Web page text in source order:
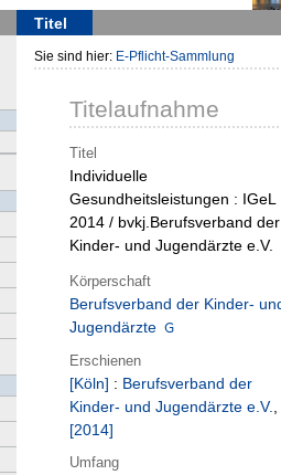
Titel
Sie sind hier: E-Pflicht-Sammlung
Titelaufnahme
Titel
Individuelle
Gesundheitsleistungen : IGeL
2014 / bvkj.Berufsverband der
Kinder- und Jugendärzte e.V.
Körperschaft
Berufsverband der Kinder-
Jugendärzte
Erschienen
[Köln] : Berufsverband der
Kinder- und Jugendärzte e.V.,
[2014]
Umfang